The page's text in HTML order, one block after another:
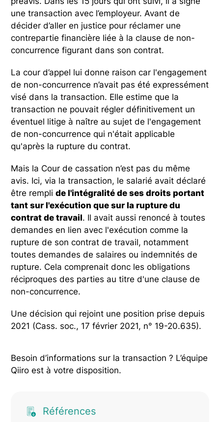
une transaction avec l’employeur. Avant de
décider d’aller en justice pour réclamer une
contrepartie financière liée à la clause de non-
concurrence figurant dans son contrat.
La cour d’appel lui donne raison car l'engagement
de non-concurrence n’avait pas été expressément
visé dans la transaction. Elle estime que la
transaction ne pouvait régler définitivement un
éventuel litige à naître au sujet de l'engagement
de non-concurrence qui n'était applicable
qu'après la rupture du contrat.
Mais la Cour de cassation n’est pas du même
avis. Ici, via la transaction, le salarié avait déclaré
être remplide l'intégralité de ses droits portant
tant sur l'exécution que sur la rupture du
contrat de travail. Il avait aussi renoncé à toutes
demandes en lien avec l'exécution comme la
rupture de son contrat de travail, notamment
toutes demandes de salaires ou indemnités de
rupture. Cela comprenait donc les obligations
réciproques des parties au titre d'une clause de
non-concurrence.
Une décision qui rejoint une position prise depuis
2021 (Cass. soc., 17 février 2021, n° 19-20.635).
Besoin d’informations sur la transaction ? L’équipe
Qiiro est à votre disposition.
Références